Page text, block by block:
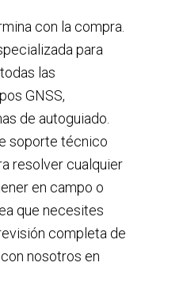
con la compra.
para
las
GNSS,
de autoguiado.
soporte técnico
resolver cualquier
en campo o
que necesites
completa de
nosotros en